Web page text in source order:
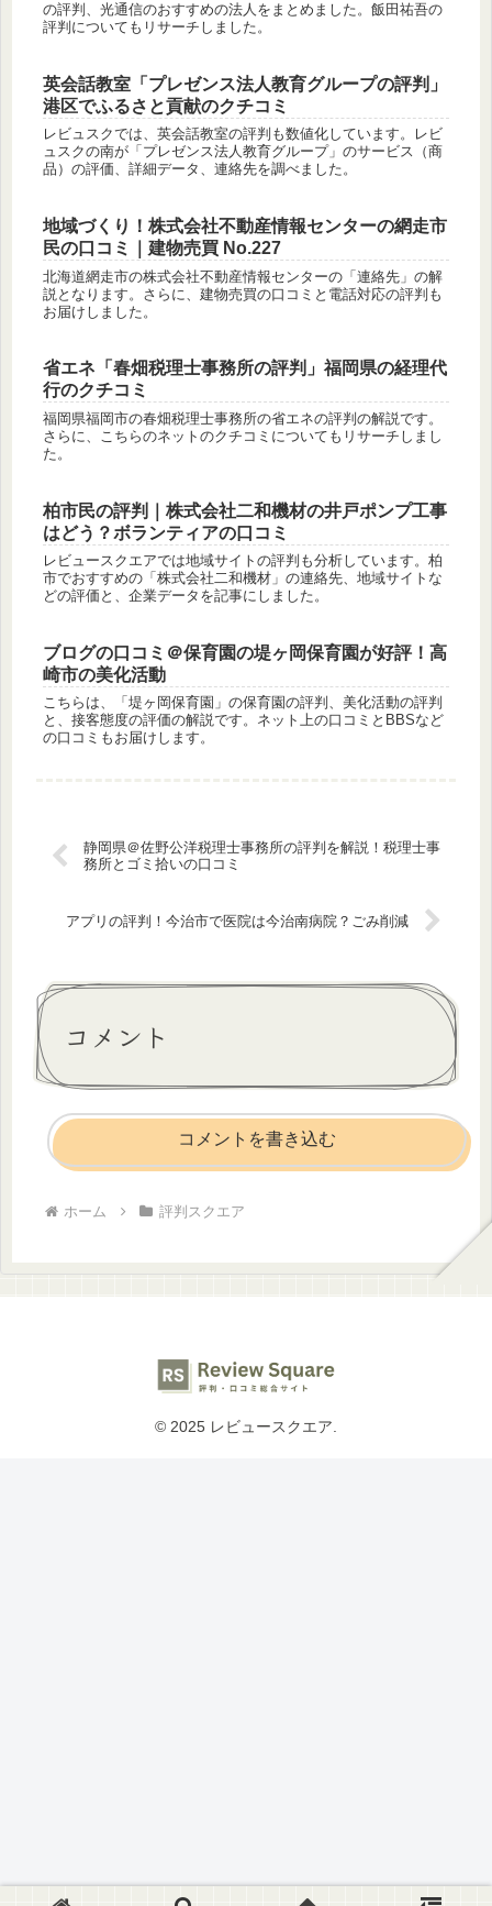
の評判、光通信のおすすめの法人をまとめました。飯田祐吾の
評判についてもリサーチしました。
英会話教室「プレゼンス法人教育グループの評判」
港区でふるさと貢献のクチコミ
レビュスクでは、英会話教室の評判も数値化しています。レビ
ュスクの南が「プレゼンス法人教育グループ」のサービス（商
品）の評価、詳細データ、連絡先を調べました。
地域づくり！株式会社不動産情報センターの網走市
民の口コミ｜建物売買 No.227
北海道網走市の株式会社不動産情報センターの「連絡先」の解
説となります。さらに、建物売買の口コミと電話対応の評判も
お届けしました。
省エネ「春畑税理士事務所の評判」福岡県の経理代
行のクチコミ
福岡県福岡市の春畑税理士事務所の省エネの評判の解説です。
さらに、こちらのネットのクチコミについてもリサーチしまし
た。
柏市民の評判｜株式会社二和機材の井戸ポンプ工事
はどう？ボランティアの口コミ
レビュースクエアでは地域サイトの評判も分析しています。柏
市でおすすめの「株式会社二和機材」の連絡先、地域サイトな
どの評価と、企業データを記事にしました。
ブログの口コミ＠保育園の堤ヶ岡保育園が好評！高
崎市の美化活動
こちらは、「堤ヶ岡保育園」の保育園の評判、美化活動の評判
と、接客態度の評価の解説です。ネット上の口コミとBBSなど
の口コミもお届けします。
静岡県＠佐野公洋税理士事務所の評判を解説！税理士事
務所とゴミ拾いの口コミ
アプリの評判！今治市で医院は今治南病院？ごみ削減
コメント
コメントを書き込む
ホーム 評判スクエア
© 2025 レビュースクエア.